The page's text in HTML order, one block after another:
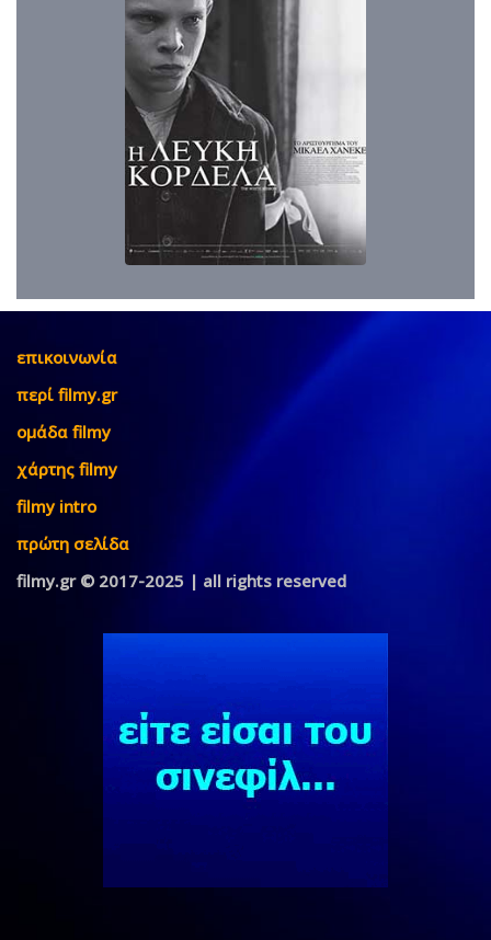
επικοινωνία
περί filmy.gr
ομάδα filmy
χάρτης filmy
filmy intro
πρώτη σελίδα
filmy.gr © 2017-2025 | all rights reserved